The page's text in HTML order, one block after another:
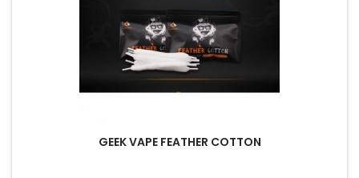
GEEK VAPE FEATHER COTTON